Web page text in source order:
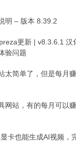
明 – 版本 8.39.2
更新 | v8.3.6.1 汉
验问题
太简单了，但是每月
网站，有的每月可以
卡也能生成AI视频，